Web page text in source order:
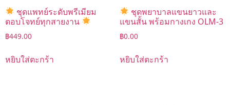
ชุดแพทย์ระดับพรีเมียม
ตอบโจทย์ทุกสายงาน
฿449.00
หยิบใส่ตะกร้า
ชุดพยาบาลแขนยาวและ
แขนสั้น พร้อมกางเกง OLM-3
฿0.00
หยิบใส่ตะกร้า